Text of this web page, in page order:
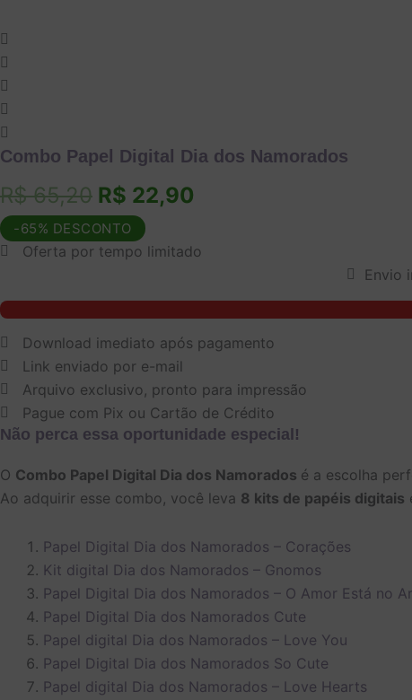
Combo Papel Digital Dia dos Namorados
R$65,20 O
preço
original
era:
R$ 65,20.
R$ 22,90
atual
é:
R$ 22,90.
-65% DESCONTO
Oferta por tempo limitado
Envio
Papel
Dia
dos
Namorados
quantidade
Download imediato após pagamento
Link enviado por e-mail
Arquivo exclusivo, pronto para impressão
Pague com Pix ou Cartão de Crédito
Não perca essa oportunidade especial!
O Combo Papel Digital Dia dos Namorados é a escolha
Ao adquirir esse combo, você leva 8 kits de papéis digitais
Papel Digital Dia dos Namorados – Corações
Kit digital Dia dos Namorados – Gnomos
Papel Digital Dia dos Namorados – O Amor Está no Ar
Papel Digital Dia dos Namorados Cute
Papel digital Dia dos Namorados – Love You
Papel Digital Dia dos Namorados So Cute
Papel digital Dia dos Namorados – Love Hearts